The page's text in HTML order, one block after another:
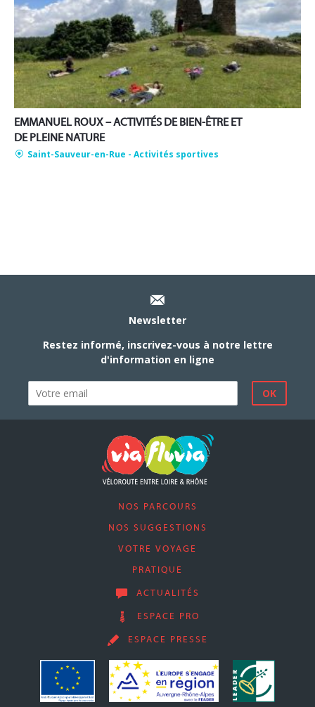
EMMANUEL ROUX – ACTIVITÉS DE BIEN-ÊTRE ET
DE PLEINE NATURE
Saint-Sauveur-en-Rue - Activités sportives
Newsletter
Restez informé, inscrivez-vous à notre lettre
d'information en ligne
NOS PARCOURS
NOS SUGGESTIONS
VOTRE VOYAGE
PRATIQUE
ACTUALITÉS
ESPACE PRO
ESPACE PRESSE